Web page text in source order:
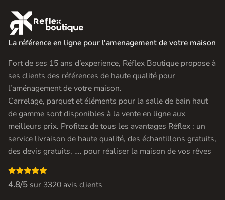

La référence en ligne pour l'amenagement de votre maison
Fort de ses 15 ans d’experience, Réflex Boutique propose à
ses clients des références de haute qualité pour
l’aménagement de votre maison.
Carrelage, parquet et éléments pour la salle de bain haut
de gamme sont disponibles à la vente en ligne aux
meilleurs prix. Profitez de tous les avantages Réflex : un
service livraison de haute qualité, des échantillons gratuits,
des devis gratuits, …. pour réaliser la maison de vos rêves

4.8/5 sur 3320 avis clients